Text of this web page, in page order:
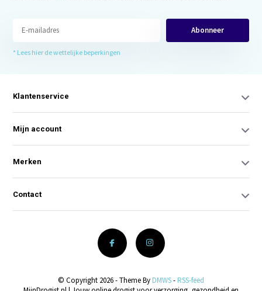
Abonneer
* Lees hier de wettelijke beperkingen
Klantenservice
Mijn account
Merken
Contact
© Copyright 2026 - Theme By DMWS- RSS-feed